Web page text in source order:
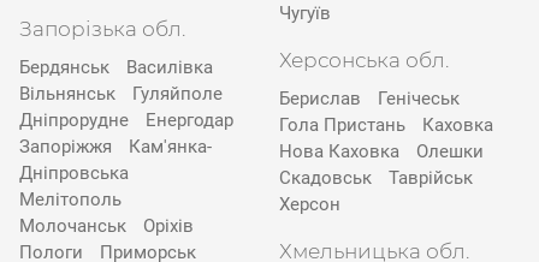
Запорізька обл.
Бердянськ
Василівка
Вільнянськ
Гуляйполе
Дніпрорудне
Енергодар
Запоріжжя
Кам'янка-
Дніпровська
Мелітополь
Молочанськ
Оріхів
Пологи
Приморськ
Чугуїв
Херсонська обл.
Берислав
Генічеськ
Гола Пристань
Каховка
Нова Каховка
Олешки
Скадовськ
Таврійськ
Херсон
Хмельницька обл.